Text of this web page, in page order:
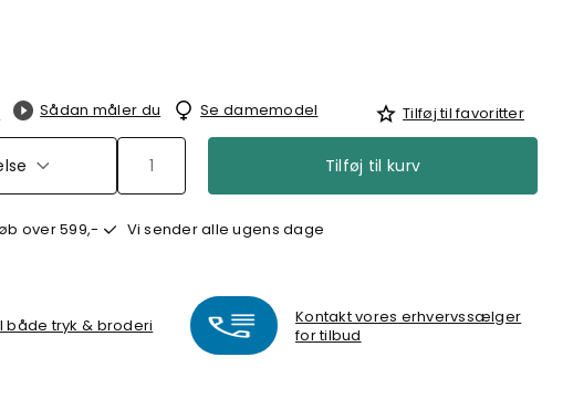
Sådan måler du Se damemodel Tilføj til favoritter
Tilføj til kurv
over 599,- Vi sender alle ugens dage
både tryk & broderi
Kontakt vores erhvervssælger
for tilbud